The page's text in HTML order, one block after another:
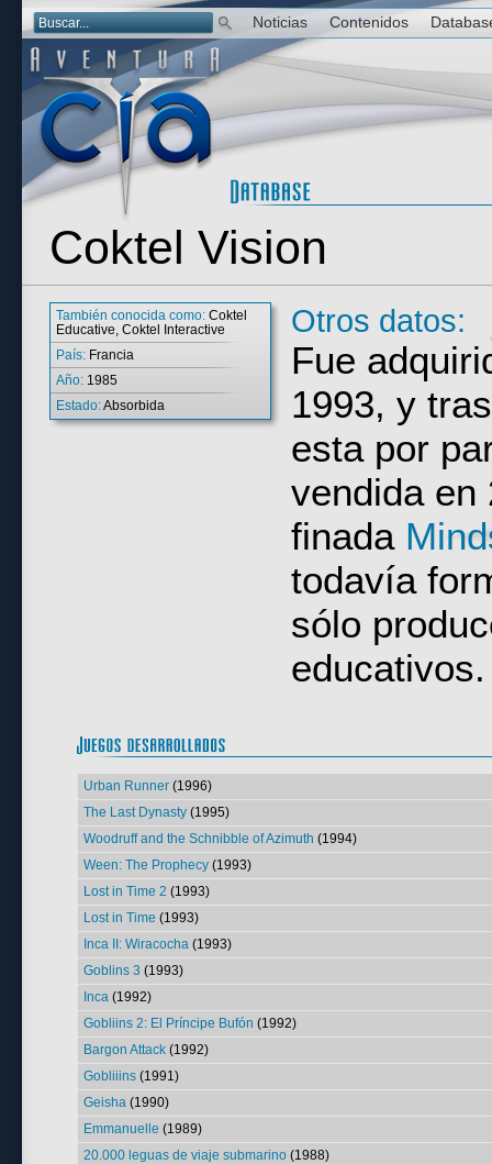
Noticias Contenidos
Coktel Vision
También conocida como: Coktel
Educative, Coktel Interactive
País: Francia
Año: 1985
Estado:Absorbida
Otros datos:
Fue
1993, y
esta por
vendida en
finada
todavía
sólo
educativos.
Urban Runner (1996)
The Last Dynasty (1995)
Woodruff and the Schnibble of Azimuth (1994)
Ween: The Prophecy (1993)
Lost in Time 2 (1993)
Lost in Time (1993)
Inca II: Wiracocha (1993)
Goblins 3 (1993)
Inca (1992)
Gobliins 2: El Príncipe Bufón (1992)
Bargon Attack (1992)
Gobliiins (1991)
Geisha (1990)
Emmanuelle (1989)
20.000 leguas de viaje submarino (1988)